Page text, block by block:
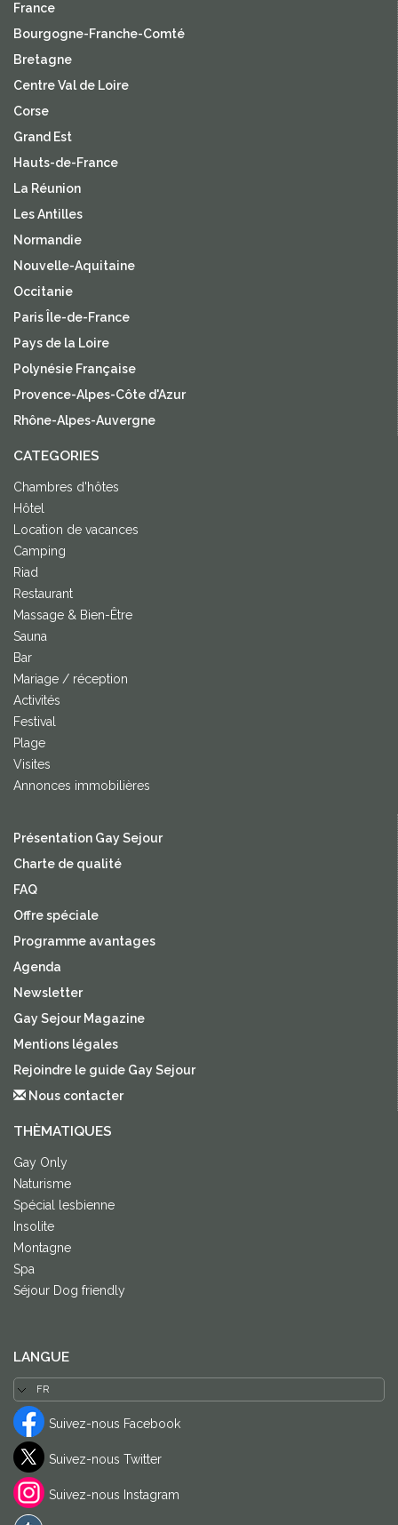
France
Bourgogne-Franche-Comté
Bretagne
Centre Val de Loire
Corse
Grand Est
Hauts-de-France
La Réunion
Les Antilles
Normandie
Nouvelle-Aquitaine
Occitanie
Paris Île-de-France
Pays de la Loire
Polynésie Française
Provence-Alpes-Côte d'Azur
Rhône-Alpes-Auvergne
CATEGORIES
Chambres d'hôtes
Hôtel
Location de vacances
Camping
Riad
Restaurant
Massage & Bien-Être
Sauna
Bar
Mariage / réception
Activités
Festival
Plage
Visites
Annonces immobilières
Présentation Gay Sejour
Charte de qualité
FAQ
Offre spéciale
Programme avantages
Agenda
Newsletter
Gay Sejour Magazine
Mentions légales
Rejoindre le guide Gay Sejour
Nous contacter
THÈMATIQUES
Gay Only
Naturisme
Spécial lesbienne
Insolite
Montagne
Spa
Séjour Dog friendly
LANGUE
Suivez-nous Facebook
Suivez-nous Twitter
Suivez-nous Instagram